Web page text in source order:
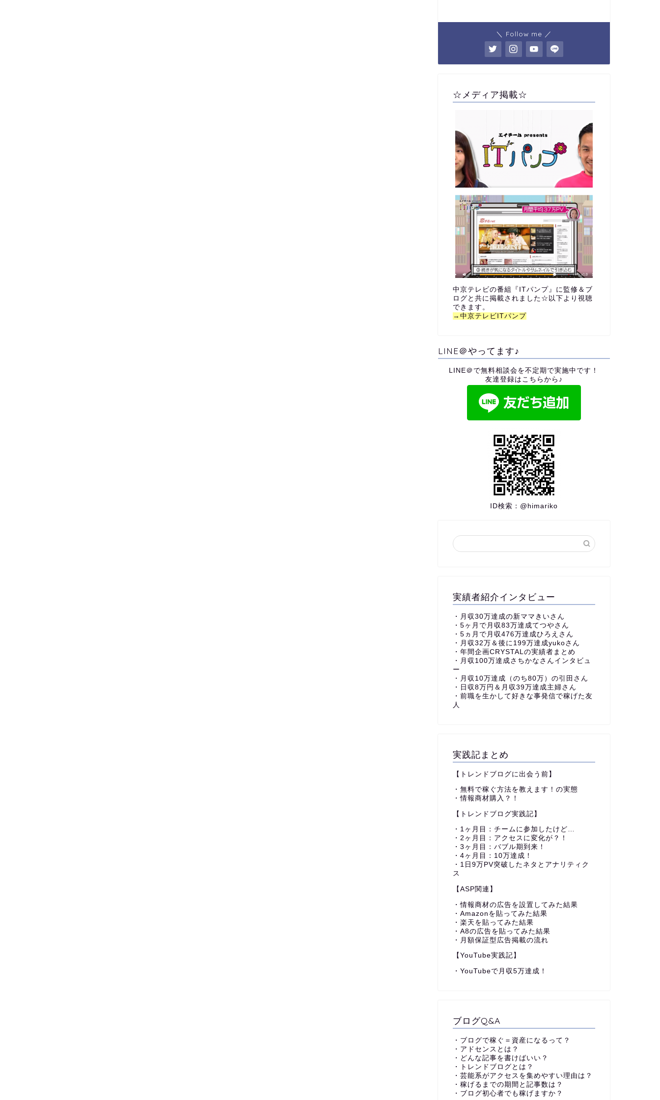
＼ Follow me ／
☆メディア掲載☆
中京テレビの番組『ITパンプ』に監修＆ブ
ログと共に掲載されました☆以下より視聴
できます。
→中京テレビITパンプ
LINE＠やってます♪
LINE＠で無料相談会を不定期で実施中です！
友達登録はこちらから♪
ID検索： @himariko
実績者紹介インタビュー
・ 月収30万達成の新ママきいさん
・5ヶ月で月収83万達成てつやさん
・5ヵ月で月収476万達成ひろえさん
・月収32万＆後に199万達成yukoさん
・ 年間企画CRYSTALの実績者まとめ
・月収100万達成さちかなさんインタビュ
ー
・月収10万達成（のち80万）の引田さん
・日収8万円＆月収39万達成主婦さん
・前職を生かして好きな事発信で稼げた友
人
実践記まとめ
【トレンドブログに出会う前】
・無料で稼ぐ方法を教えます！の実態
・情報商材購入？！
【トレンドブログ実践記】
・1ヶ月目：チームに参加したけど…
・2ヶ月目：アクセスに変化が？！
・3ヶ月目：バブル期到来！
・4ヶ月目：10万達成！
・1日9万PV突破したネタとアナリティク
ス
【ASP関連】
・情報商材の広告を設置してみた結果
・Amazonを貼ってみた結果
・楽天を貼ってみた結果
・A8の広告を貼ってみた結果
・月額保証型広告掲載の流れ
【YouTube実践記】
・YouTubeで月収5万達成！
ブログQ&A
・ブログで稼ぐ＝資産になるって？
・アドセンスとは？
・どんな記事を書けばいい？
・トレンドブログとは？
・芸能系がアクセスを集めやすい理由は？
・稼げるまでの期間と記事数は？
・ブログ初心者でも稼げますか？